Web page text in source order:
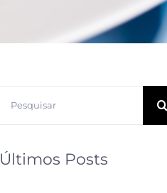
resultados
Últimos Posts